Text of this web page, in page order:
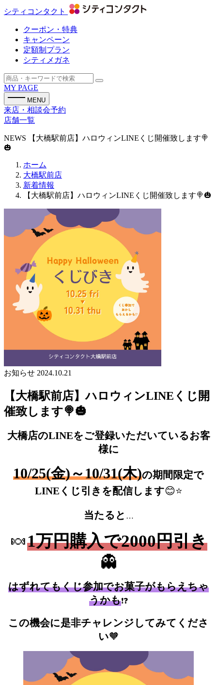
シティコンタクト
クーポン・特典
キャンペーン
定額制プラン
シティメガネ
MY PAGE
MENU
来店・相談会予約
店舗一覧
NEWS
【大橋駅前店】ハロウィンLINEくじ開催致します🍭
🎃
ホーム
大橋駅前店
新着情報
【大橋駅前店】ハロウィンLINEくじ開催致します🍭🎃
お知らせ 2024.10.21
【大橋駅前店】ハロウィンLINEくじ開
催致します🍭🎃
大橋店のLINEをご登録いただいているお客
様に
10/25(金)～10/31(木)の期間限定で
LINEくじ引きを配信します😊⭐
当たると …
🍬1万円購入で2000円引き
👻
はずれてもくじ参加でお菓子がもらえちゃ
うかも❗❓
この機会に是非チャレンジしてみてくださ
い🧡